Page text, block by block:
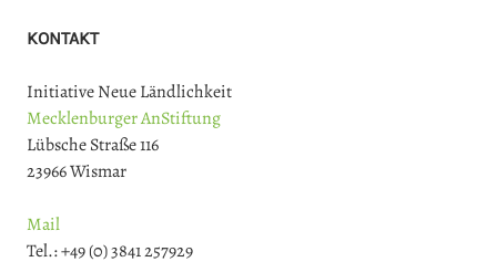
KONTAKT
Initiative Neue Ländlichkeit
Mecklenburger AnStiftung
Lübsche Straße 116
23966 Wismar
Mail
Tel.: +49 (0) 3841 257929